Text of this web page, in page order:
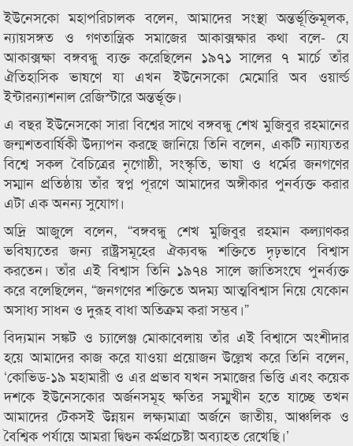
ইউনেসকো মহাপরিচালক বলেন, আমাদের সংস্থা অন্তর্ভূক্তিমূলক,
ন্যায়সঙ্গত ও গণতান্ত্রিক সমাজের আকাক্সক্ষার কথা বলে- যে
আকাক্সক্ষা বঙ্গবন্ধু ব্যক্ত করেছিলেন ১৯৭১ সালের ৭ মার্চে তাঁর
ঐতিহাসিক ভাষণে যা এখন ইউনেসকো মেমোরি অব ওয়ার্ল্ড
ইন্টারন্যাশনাল রেজিস্টারে অন্তর্ভূক্ত।
এ বছর ইউনেসকো সারা বিশ্বের সাথে বঙ্গবন্ধু শেখ মুজিবুর রহমানের
জন্মশতবার্ষিকী উদ্যাপন করছে জানিয়ে তিনি বলেন, একটি ন্যায্যতর
বিশ্বে সকল বৈচিত্রের নৃগোষ্ঠী, সংস্কৃতি, ভাষা ও ধর্মের জনগণের
সম্মান প্রতিষ্ঠায় তাঁর স্বপ্ন পূরণে আমাদের অঙ্গীকার পুনর্ব্যক্ত করার
এটা এক অনন্য সুযোগ।
অদ্রি আজুলে বলেন, “বঙ্গবন্ধু শেখ মুজিবুর রহমান কল্যাণকর
ভবিষ্যতের জন্য রাষ্ট্রসমূহের ঐক্যবদ্ধ শক্তিতে দৃঢ়ভাবে বিশ্বাস
করতেন। তাঁর এই বিশ্বাস তিনি ১৯৭৪ সালে জাতিসংঘে পুনর্ব্যক্ত
করে বলেছিলেন, “জনগণের শক্তিতে অদম্য আত্মবিশ্বাস নিয়ে যেকোন
অসাধ্য সাধন ও দুরূহ বাধা অতিক্রম করা সম্ভব।”
বিদ্যমান সঙ্কট ও চ্যালেঞ্জ মোকাবেলায় তাঁর এই বিশ্বাসে অংশীদার
হয়ে আমাদের কাজ করে যাওয়া প্রয়োজন উল্লেখ করে তিনি বলেন,
‘কোভিড-১৯ মহামারী ও এর প্রভাব যখন সমাজের ভিত্তি এবং কয়েক
দশকে ইউনেসকোর অর্জনসমূহ ক্ষতির সম্মুখীন হতে যাচ্ছে তখন
আমাদের টেকসই উন্নয়ন লক্ষ্যমাত্রা অর্জনে জাতীয়, আঞ্চলিক ও
বৈশ্বিক পর্যায়ে আমরা দ্বিগুন কর্মপ্রচেষ্টা অব্যাহত রেখেছি।’